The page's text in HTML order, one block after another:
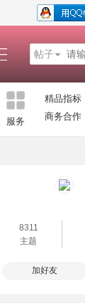
帖子
服务
精品指标
商务合作
8311
主题
加好友